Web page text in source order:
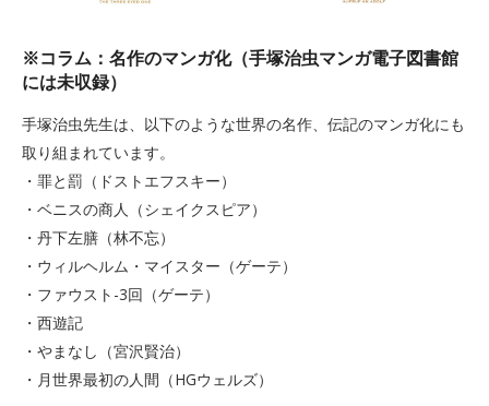
※コラム：名作のマンガ化（手塚治虫マンガ電子図書館
には未収録）
手塚治虫先生は、以下のような世界の名作、伝記のマンガ化にも
取り組まれています。
・罪と罰（ドストエフスキー）
・ベニスの商人（シェイクスピア）
・丹下左膳（林不忘）
・ウィルヘルム・マイスター（ゲーテ）
・ファウスト-3回（ゲーテ）
・西遊記
・やまなし（宮沢賢治）
・月世界最初の人間（HGウェルズ）